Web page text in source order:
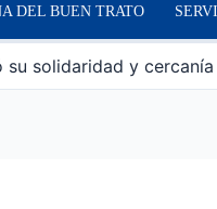
DEL BUEN TRATO
solidaridad y